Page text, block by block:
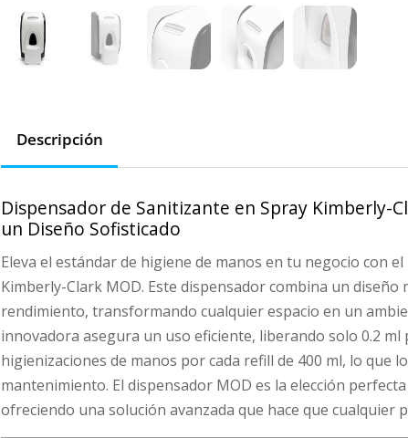
Descripción
Dispensador de Sanitizante en Spray Kimberly-
un Diseño Sofisticado
Eleva el estándar de higiene de manos en tu negocio con
Kimberly-Clark MOD. Este dispensador combina un
rendimiento, transformando cualquier espacio en un
innovadora asegura un uso eficiente, liberando solo 0.2
higienizaciones de manos por cada refill de 400 ml, lo que
mantenimiento. El dispensador MOD es la elección
ofreciendo una solución avanzada que hace que cualquier